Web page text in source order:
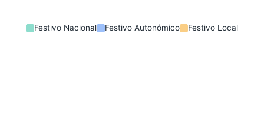
Festivo Nacional Festivo Autonómico Festivo Local